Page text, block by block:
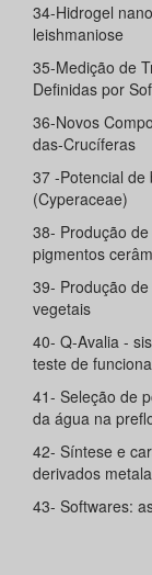
34-Hidrogel
leishmaniose
35-Medição de
Definidas por
36-Novos
das-Crucíferas
37 -Potencial de
(Cyperaceae)
38- Produção
pigmentos
39- Produção
vegetais
40- Q-Avalia -
teste de
41- Seleção de
da água na
42- Síntese e
derivados
43- Softwares: